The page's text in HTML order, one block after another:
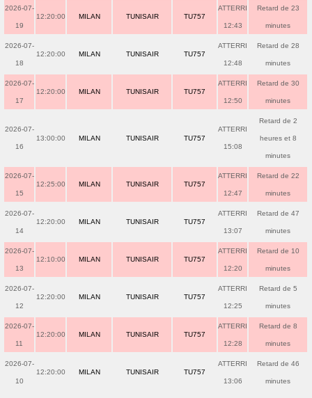
2026-07-
19
12:20:00 MILAN TUNISAIR TU757
ATTERRI
12:43
Retard de 23
minutes
2026-07-
18
12:20:00 MILAN TUNISAIR TU757
ATTERRI
12:48
Retard de 28
minutes
2026-07-
17
12:20:00 MILAN TUNISAIR TU757
ATTERRI
12:50
Retard de 30
minutes
2026-07-
16
13:00:00 MILAN TUNISAIR TU757
ATTERRI
15:08
Retard de 2
heures et 8
minutes
2026-07-
15
12:25:00 MILAN TUNISAIR TU757
ATTERRI
12:47
Retard de 22
minutes
2026-07-
14
12:20:00 MILAN TUNISAIR TU757
ATTERRI
13:07
Retard de 47
minutes
2026-07-
13
12:10:00 MILAN TUNISAIR TU757
ATTERRI
12:20
Retard de 10
minutes
2026-07-
12
12:20:00 MILAN TUNISAIR TU757
ATTERRI
12:25
Retard de 5
minutes
2026-07-
11
12:20:00 MILAN TUNISAIR TU757
ATTERRI
12:28
Retard de 8
minutes
2026-07-
10
12:20:00 MILAN TUNISAIR TU757
ATTERRI
13:06
Retard de 46
minutes